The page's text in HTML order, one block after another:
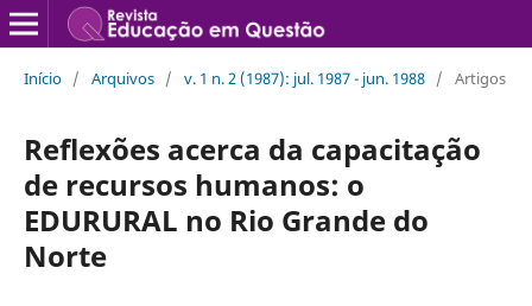
Início / Arquivos / v. 1 n. 2 (1987): jul. 1987 - jun. 1988 / Artigos
Reflexões acerca da capacitação
de recursos humanos: o
EDURURAL no Rio Grande do
Norte